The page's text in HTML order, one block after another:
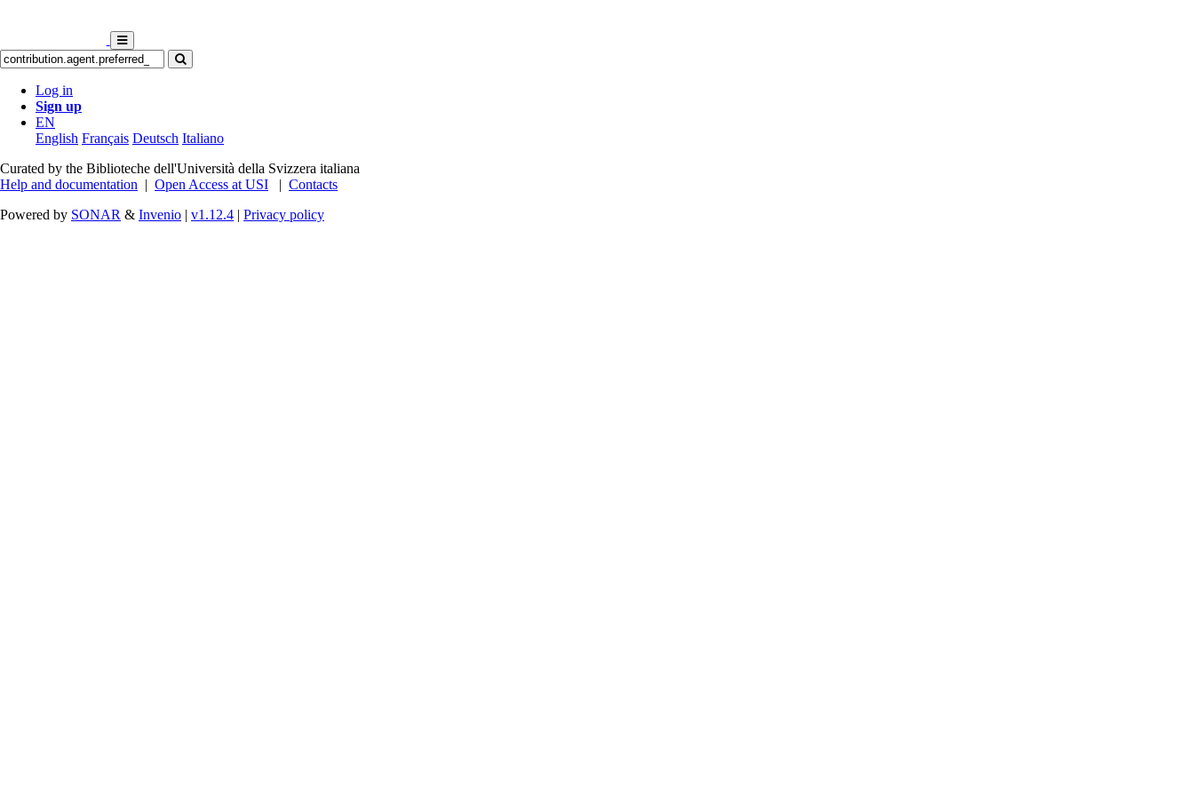
Log in
Sign up
EN
English Français Deutsch Italiano
Curated by the Biblioteche dell'Università della Svizzera italiana
Help and documentation | Open Access at USI | Contacts
Powered by SONAR & Invenio | v1.12.4 | Privacy policy